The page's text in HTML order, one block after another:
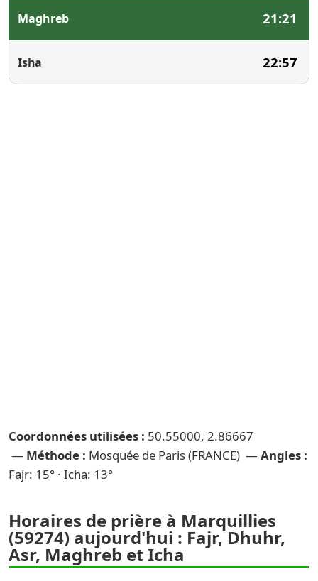
Maghreb 21:21
Isha 22:57
Coordonnées utilisées : 50.55000, 2.86667
— Méthode : Mosquée de Paris (FRANCE) — Angles :
Fajr: 15° · Icha: 13°
Horaires de prière à Marquillies
(59274) aujourd'hui : Fajr, Dhuhr,
Asr, Maghreb et Icha